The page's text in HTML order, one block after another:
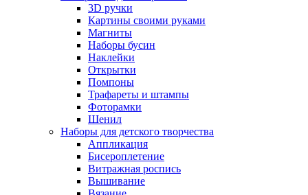
3D ручки
Картины своими руками
Магниты
Наборы бусин
Наклейки
Открытки
Помпоны
Трафареты и штампы
Фоторамки
Шенил
Наборы для детского творчества
Аппликация
Бисероплетение
Витражная роспись
Вышивание